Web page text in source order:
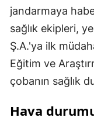
jandarmaya
sağlık ekipleri,
Ş.A.'ya ilk
Eğitim ve
çobanın sağlık
Hava